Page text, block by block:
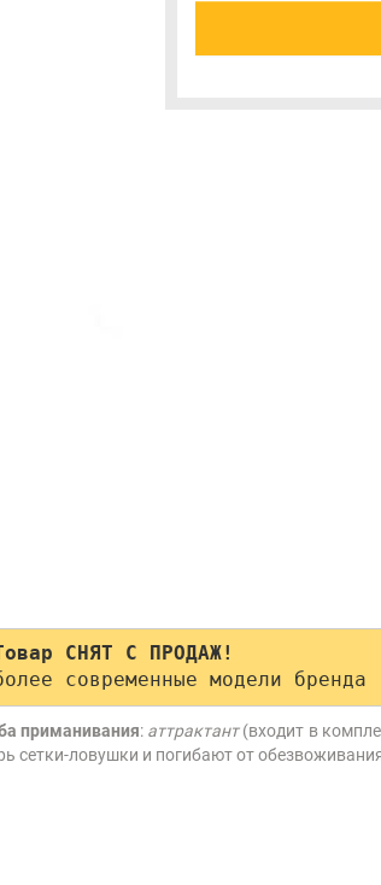
СНЯТ С ПРОДАЖ!
современные модели бренда
приманивания: аттрактант(входит в
сетки-ловушки и погибают от